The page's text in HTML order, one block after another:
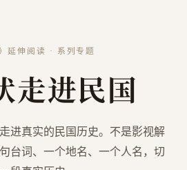
延伸阅读 · 系列专题
走进民国
进真实的民国历史。不是影视解
台词、一个地名、一个人名，切